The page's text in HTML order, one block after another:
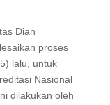
Dian
proses
lalu, untuk
Nasional
dilakukan oleh